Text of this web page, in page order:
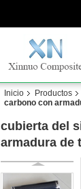
Inicio Productos
carbono con
cubierta del
armadura de